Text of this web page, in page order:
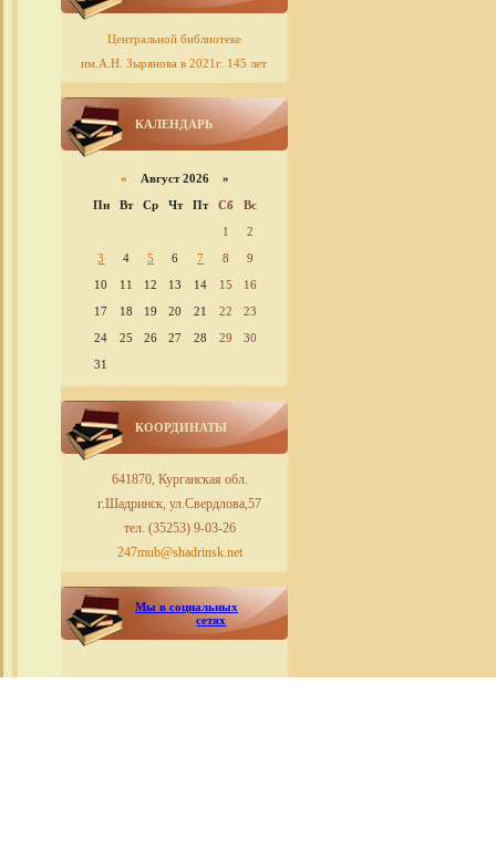
Центральной библиотеке
им.А.Н. Зырянова в 2021г. 145 лет
КАЛЕНДАРЬ
« Август 2026 »
Пн
Вт Ср Чт Пт Сб
Вс
1
2
3
4 5 6 7 8
9
10
11 12 13 14 15
16
17
18 19 20 21 22
23
24
25 26 27 28 29
30
31
КООРДИНАТЫ
641870, Курганская обл.
г.Шадринск, ул.Свердлова,57
тел. (35253) 9-03-26
247mub@shadrinsk.net
Мы в социальных
сетях